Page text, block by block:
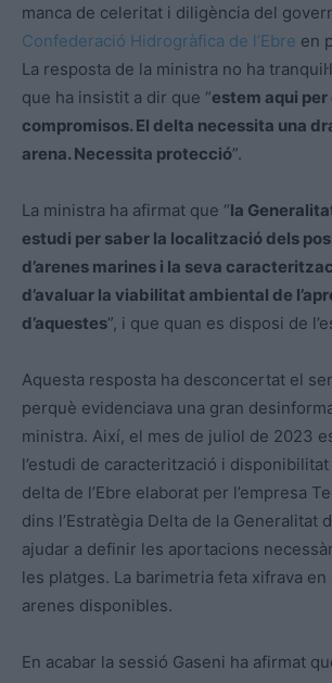
manca de celeritat i diligència del
Confederació Hidrogràfica de l’Ebre en
La resposta de la ministra no ha
que ha insistit a dir que “estem aqui
compromisos. El delta necessita una
arena. Necessita protecció”.
La ministra ha afirmat que “la
estudi per saber la localització dels
d’arenes marines i la seva
d’avaluar la viabilitat ambiental de
d’aquestes”, i que quan es disposi de
Aquesta resposta ha desconcertat el
perquè evidenciava una gran
ministra. Així, el mes de juliol de 2023
l’estudi de caracterització i
delta de l’Ebre elaborat per l’empresa
dins l’Estratègia Delta de la Generalitat
ajudar a definir les aportacions
les platges. La barimetria feta xifrava
arenes disponibles.
En acabar la sessió Gaseni ha afirmat